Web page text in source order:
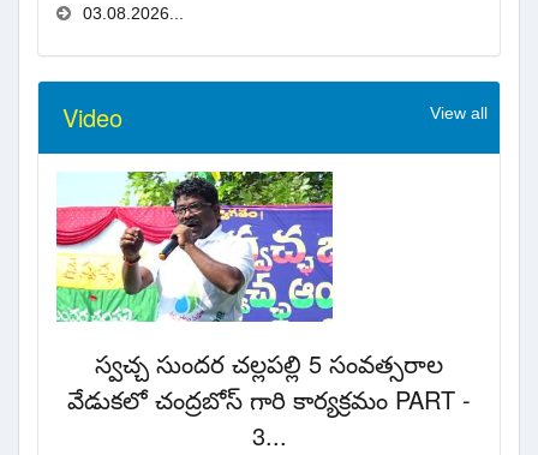
03.08.2026...
Video View all
స్వచ్చ సుందర చల్లపల్లి 5 సంవత్సరాల
వేడుకలో చంద్రబోస్ గారి కార్యక్రమం PART -
3...